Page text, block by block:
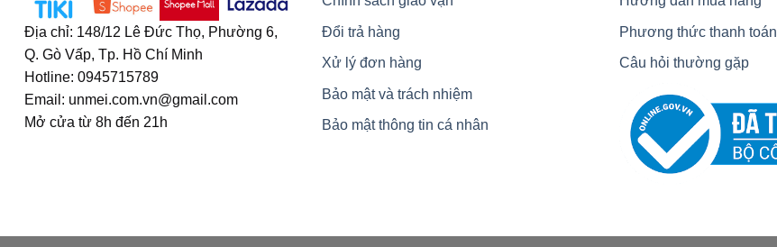
Địa chỉ: 148/12 Lê Đức Thọ, Phường 6,
Q. Gò Vấp, Tp. Hồ Chí Minh
Hotline: 0945715789
Email: unmei.com.vn@gmail.com
Mở cửa từ 8h đến 21h
Đổi trả hàng
Xử lý đơn hàng
Bảo mật và trách nhiệm
Bảo mật thông tin cá nhân
Phương thức thanh toán
Câu hỏi thường gặp